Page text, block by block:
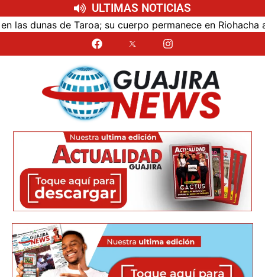
ULTIMAS NOTICIAS
de Taroa; su cuerpo permanece en Riohacha a la